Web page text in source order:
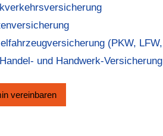
(PKW,
und Handwerk-Versicherung
ver­ein­baren